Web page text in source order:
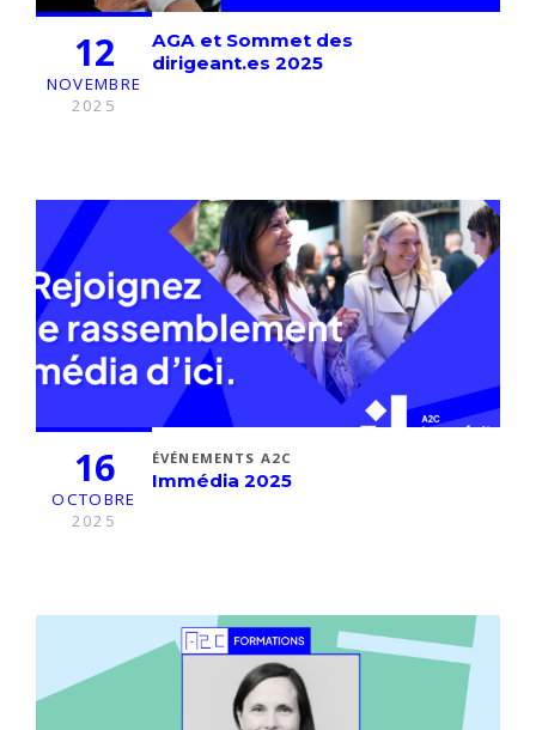
12
NOVEMBRE
2025
AGA et Sommet des
dirigeant.es 2025
16
OCTOBRE
2025
ÉVÉNEMENTS A2C
Immédia 2025